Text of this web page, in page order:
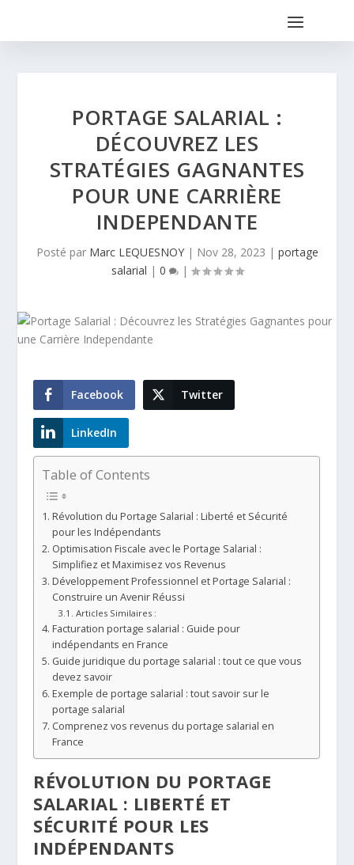
PORTAGE SALARIAL :
DÉCOUVREZ LES
STRATÉGIES GAGNANTES
POUR UNE CARRIÈRE
INDEPENDANTE
Posté par Marc LEQUESNOY| Nov 28, 2023 | portage
salarial | 0 |
Facebook Twitter
LinkedIn
Table of Contents
Révolution du Portage Salarial : Liberté et Sécurité
pour les Indépendants
Optimisation Fiscale avec le Portage Salarial :
Simplifiez et Maximisez vos Revenus
Développement Professionnel et Portage Salarial :
Construire un Avenir Réussi
Articles Similaires :
Facturation portage salarial : Guide pour
indépendants en France
Guide juridique du portage salarial : tout ce que vous
devez savoir
Exemple de portage salarial : tout savoir sur le
portage salarial
Comprenez vos revenus du portage salarial en
France
RÉVOLUTION DU PORTAGE
SALARIAL : LIBERTÉ ET
SÉCURITÉ POUR LES
INDÉPENDANTS